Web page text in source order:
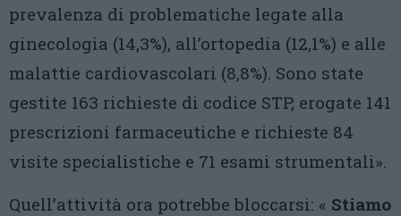
prevalenza di problematiche legate alla
ginecologia (14,3%), all’ortopedia (12,1%) e alle
malattie cardiovascolari (8,8%). Sono state
gestite 163 richieste di codice STP, erogate 141
prescrizioni farmaceutiche e richieste 84
visite specialistiche e 71 esami strumentali».
Quell’attività ora potrebbe bloccarsi: « Stiamo